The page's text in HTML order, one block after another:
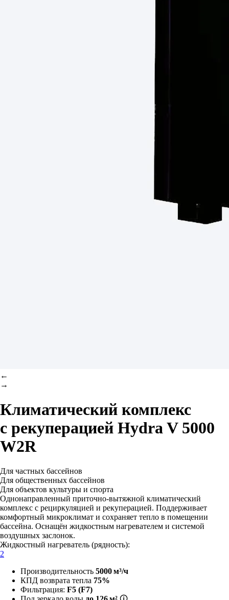
←
→
Климатический комплекс
с рекуперацией Hydra V 5000
W2R
Для частных бассейнов
Для общественных бассейнов
Для объектов культуры и спорта
Однонаправленный приточно-вытяжной климатический
комплекс с рециркуляцией и рекуперацией. Поддерживает
комфортный микроклимат и сохраняет тепло в помещении
бассейна. Оснащён жидкостным нагревателем и системой
воздушных заслонок.
Жидкостный нагреватель (рядность):
2
Производительность 5000 м³/ч
КПД возврата тепла 75%
Фильтрация: F5 (F7)